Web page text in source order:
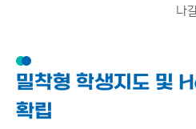
나
밀착형 학생지도
확립